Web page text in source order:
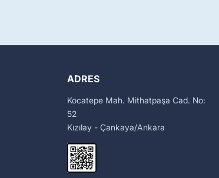
ADRES
Kocatepe Mah. Mithatpaşa Cad. No:
52
Kızılay - Çankaya/Ankara